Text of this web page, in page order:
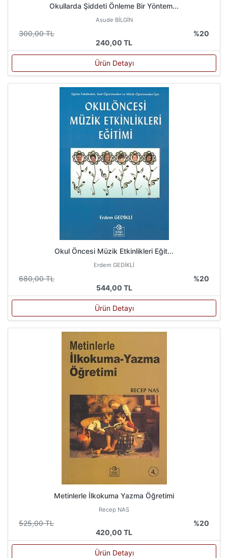
Okullarda Şiddeti Önleme Bir Yöntem...
Asude BİLGİN
300,00 TL
%20
240,00 TL
Ürün Detayı
Okul Öncesi Müzik Etkinlikleri Eğit...
Erdem GEDİKLİ
680,00 TL
%20
544,00 TL
Ürün Detayı
Metinlerle İlkokuma Yazma Öğretimi
Recep NAS
525,00 TL
%20
420,00 TL
Ürün Detayı